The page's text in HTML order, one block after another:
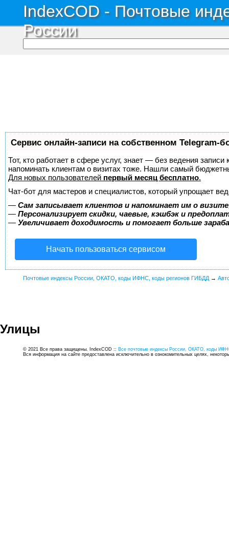
IndexCOD - Почтовые
России
Сервис онлайн-записи на собственном Telegram-
Тот, кто работает в сфере услуг, знает — без ведения
напоминать клиентам о визитах тоже. Нашли самый
Для новых пользователей первый месяц бесплатно.
Чат-бот для мастеров и специалистов, который упрощает
— Сам записывает клиентов и напоминает им о
— Персонализирует скидки, чаевые, кэшбэк и
— Увеличивает доходимость и помогает больше
Начать пользоваться сервисом
Почтовые индексы России, ОКАТО, коды ИФНС, коды регионов ГИБДД →
Улицы
© 2021 Все права защищены. IndexCOD :: Все почтовые индексы России, ОКАТО, коды
Вся информация на сайте предоставлена исключительно в ознокомительных целях,